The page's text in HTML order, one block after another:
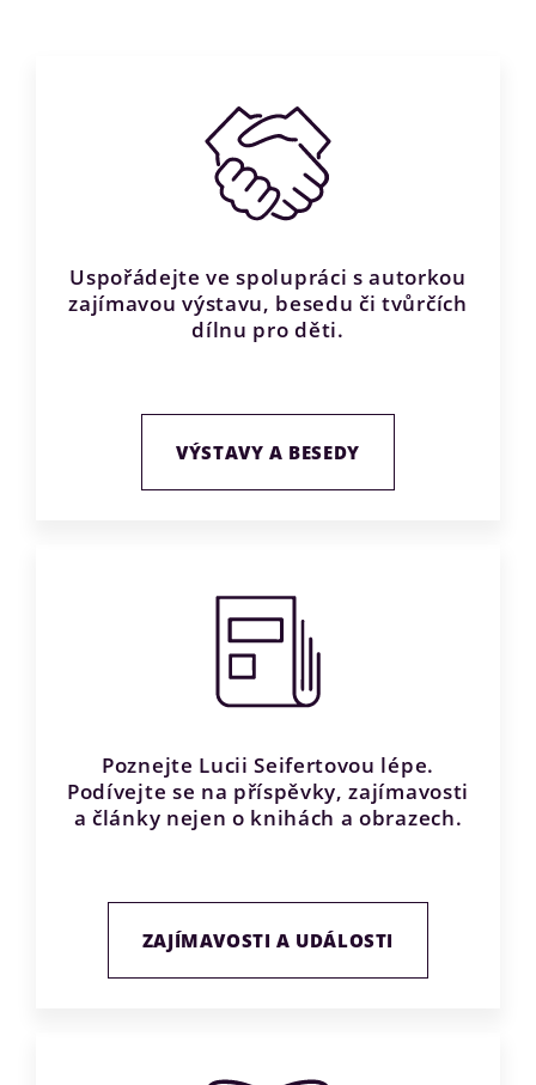
Uspořádejte ve spolupráci s autorkou
zajímavou výstavu, besedu či tvůrčích
dílnu pro děti.
VÝSTAVY A BESEDY
Poznejte Lucii Seifertovou lépe.
Podívejte se na příspěvky, zajímavosti
a články nejen o knihách a obrazech.
ZAJÍMAVOSTI A UDÁLOSTI